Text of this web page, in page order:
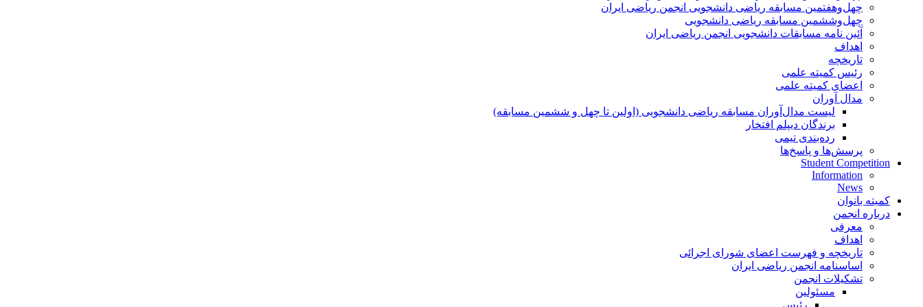
چهل‌و‌هفتمین مسابقه ریاضی دانشجویی انجمن ریاضی ایران
چهل‌و‌ششمین مسابقه ریاضی دانشجویی
آئین نامه مسابقات دانشجویی انجمن ریاضی ایران
اهداف
تاریخچه
رئیس کمیته علمی
اعضای کمیته علمی
مدال آوران
لیست مدال‌آوران مسابقه ریاضی دانشجویی (اولین تا چهل‌ و ششمین مسابقه)
برندگان دیپلم افتخار
رده‌بندی تیمی
پرسش‌ها و پاسخ‌ها
Student Competition
Information
News
کمیته بانوان
درباره انجمن
معرفی
اهداف
تاریخچه و فهرست اعضای شورای اجرائی
اساسنامه انجمن ریاضی ایران
تشکیلات انجمن
مسئولین
رئیس